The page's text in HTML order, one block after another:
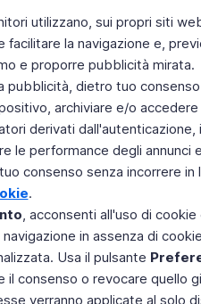
utilizzano, sui propri siti
facilitare la navigazione e,
e proporre pubblicità mirata.
pubblicità, dietro tuo
archiviare e/o
derivati
le performance degli
consenso senza incorrere
.
, acconsenti all'uso di
navigazione in assenza di
Usa il pulsante
il consenso o revocare quello
verranno applicate al solo